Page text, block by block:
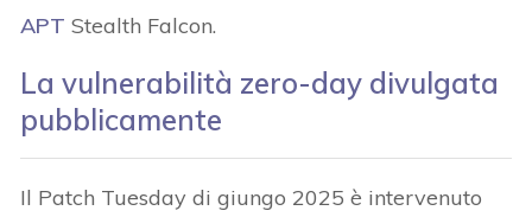
APT Stealth Falcon.
La vulnerabilità zero-day divulgata
pubblicamente
Il Patch Tuesday di giungo 2025 è intervenuto